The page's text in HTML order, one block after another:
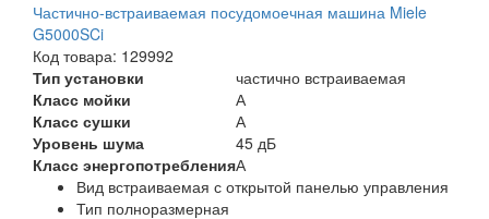
Частично-встраиваемая посудомоечная машина Miele
G5000SCi
Код товара: 129992
Тип установки
частично встраиваемая
Класс мойки
А
Класс сушки
А
Уровень шума
45 дБ
Класс энергопотребленияА
Вид встраиваемая с открытой панелью управления
Тип полноразмерная